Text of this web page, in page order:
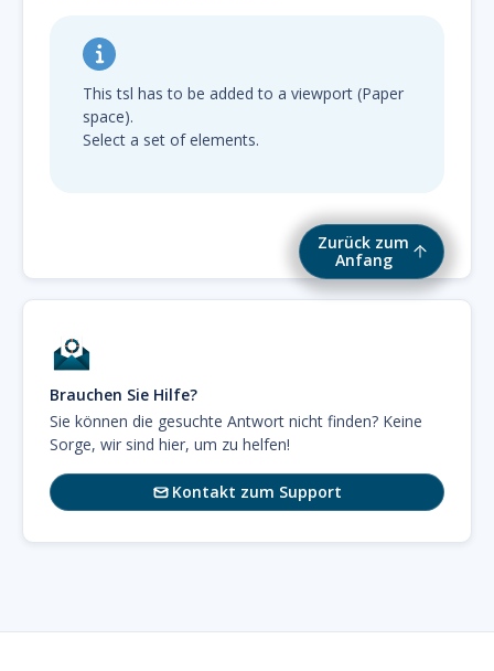
Zurück zum
Anfang
This tsl has to be added to a viewport (Paper
space).
Select a set of elements.
Brauchen Sie Hilfe?
Sie können die gesuchte Antwort nicht finden? Keine
Sorge, wir sind hier, um zu helfen!
Kontakt zum Support